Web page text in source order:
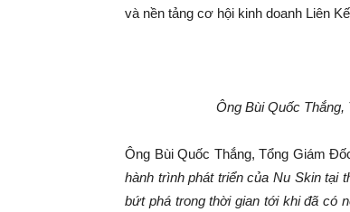
và nền tảng cơ hội kinh doanh Liên
Ông Bùi Quốc
Ông Bùi Quốc Thắng, Tổng Giám
hành trình phát triển của Nu Skintại
bứt phá trong thời gian tới khi đã có